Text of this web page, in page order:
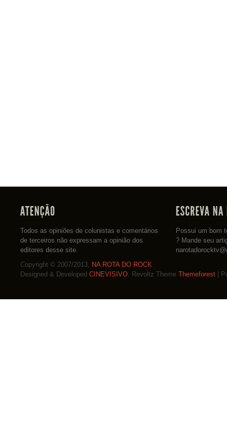
Todos as opiniões de colunistas e comentários
de terceiros não expressam a opinião dos
editores desse site.
Possui um bom
? Mande seu
Copyright © 2007/2013, NA ROTA DO ROCK
Designed & Developed CINEVISIVO. Revoltz Theme Themeforest |